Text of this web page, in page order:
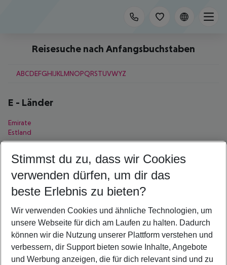
Reisesuche nach Anfangsbuchstaben
ABCDEFGHIJKL MNOPQRSTUVWYZ
E - Länder
Emirate
Estland
E-Regionen
El Hierro
Edinburgh
El Gouna
Elounda
Es Cana
Stimmst du zu, dass wir Cookies
verwenden dürfen, um dir das
beste Erlebnis zu bieten?
Wir verwenden Cookies und ähnliche Technologien, um
unsere Webseite für dich am Laufen zu halten. Dadurch
können wir die Nutzung unserer Plattform verstehen und
verbessern, dir Support bieten sowie Inhalte, Angebote
und Werbung anzeigen, die für dich relevant sind und zu